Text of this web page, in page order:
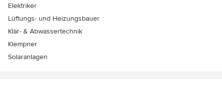
Elektriker
Lüftungs- und Heizungsbauer
Klär- & Abwassertechnik
Klempner
Solaranlagen